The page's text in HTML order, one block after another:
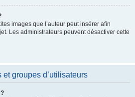
images que l’auteur peut insérer afin
Les administrateurs peuvent désactiver cette
groupes d’utilisateurs